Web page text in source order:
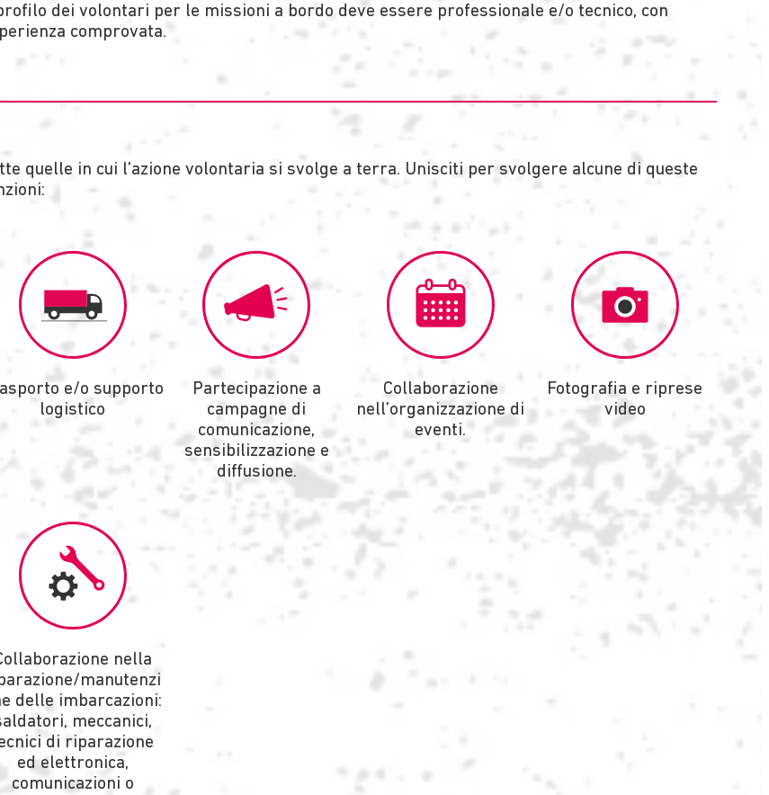
dei volontari per le missioni a bordo deve essere professionale e/o tecnico, con
comprovata.
quelle in cui l’azione volontaria si svolge a terra. Unisciti per svolgere alcune di queste
e/o supporto
logistico
Partecipazione a
campagne di
comunicazione,
sensibilizzazione e
diffusione.
Collaborazione
nell’organizzazione di
eventi.
Fotografia e riprese
video
nella
manutenzi
delle imbarcazioni:
meccanici,
di riparazione
ed elettronica,
comunicazioni o